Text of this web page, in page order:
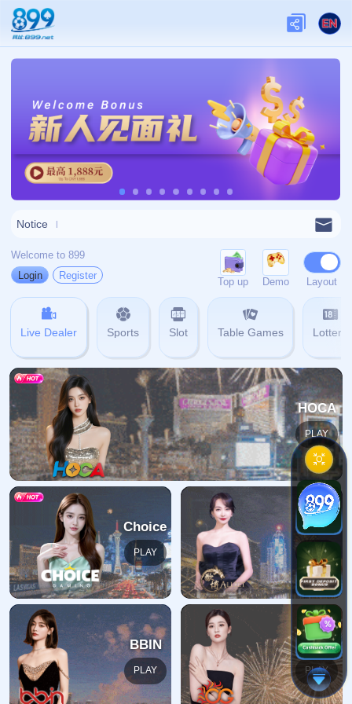
网站首页 404
404错误
抱歉，找不到该页面
返回首页